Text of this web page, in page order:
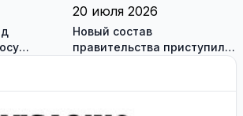
за
20 июля 2026
Новый состав
правительства приступил к